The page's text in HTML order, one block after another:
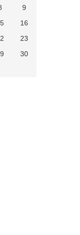
9
16
23
30